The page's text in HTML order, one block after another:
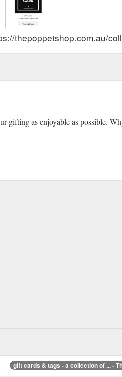
thepoppetshop.com.au/
gifting as enjoyable as possible.
gift cards & tags - a collection of ... -